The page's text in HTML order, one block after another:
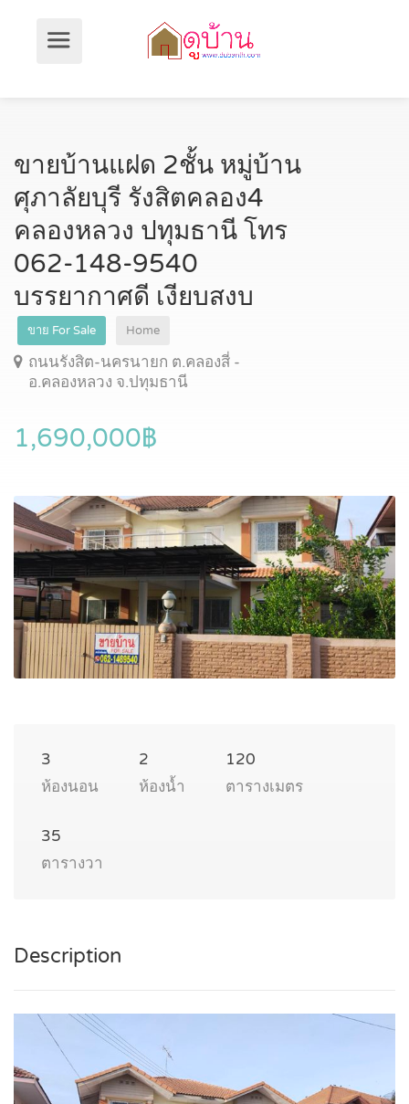
ขายบ้านแฝด 2ชั้น หมู่บ้าน
ศุภาลัยบุรี รังสิตคลอง4
คลองหลวง ปทุมธานี โทร
062-148-9540
บรรยากาศดี เงียบสงบ
ขาย For Sale Home
ถนนรังสิต-นครนายก ต.คลองสี่ -
อ.คลองหลวง จ.ปทุมธานี
1,690,000฿
3
ห้องนอน
2
ห้องน้ำ
120
ตารางเมตร
35
ตารางวา
Description